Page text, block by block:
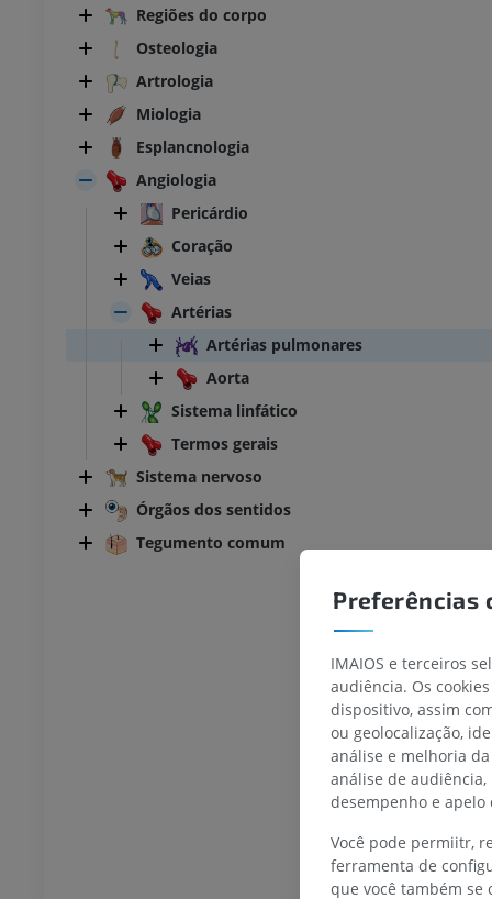
Regiões do corpo
Osteologia
Artrologia
Miologia
Esplancnologia
Angiologia
Pericárdio
Coração
Veias
Artérias
Artérias pulmonares
Aorta
Sistema linfático
Termos gerais
Sistema nervoso
Órgãos dos sentidos
Tegumento comum
Bovino - Anatomia geral
Ilustrações
Bovino - Osteologia
Ilustrações
Preferências
IMAIOS e terceiros
audiência. Os
dispositivo, assim
ou geolocalização,
análise e melhoria
análise de
desempenho e apelo
Você pode permiitr,
ferramenta de
que você também se